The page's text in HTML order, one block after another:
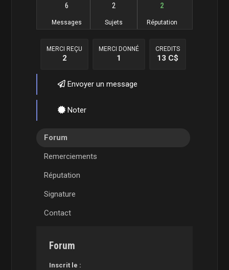
6
Messages
2
Sujets
2
Réputation
MERCI REÇU
2
MERCI DONNÉ
1
CREDITS
13 C$
Envoyer un message
Noter
Forum
Remerciements
Réputation
Signature
Contact
Forum
Inscrit le :